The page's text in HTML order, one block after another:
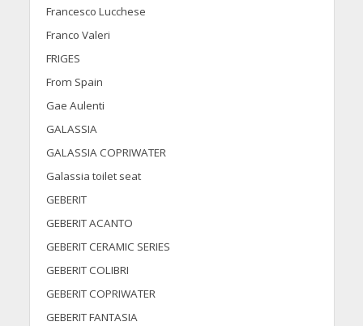
Francesco Lucchese
Franco Valeri
FRIGES
From Spain
Gae Aulenti
GALASSIA
GALASSIA COPRIWATER
Galassia toilet seat
GEBERIT
GEBERIT ACANTO
GEBERIT CERAMIC SERIES
GEBERIT COLIBRI
GEBERIT COPRIWATER
GEBERIT FANTASIA